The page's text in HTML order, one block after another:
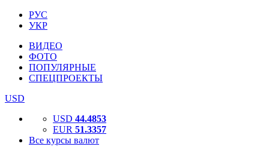
РУС
УКР
ВИДЕО
ФОТО
ПОПУЛЯРНЫЕ
СПЕЦПРОЕКТЫ
USD
USD 44.4853
EUR 51.3357
Все курсы валют